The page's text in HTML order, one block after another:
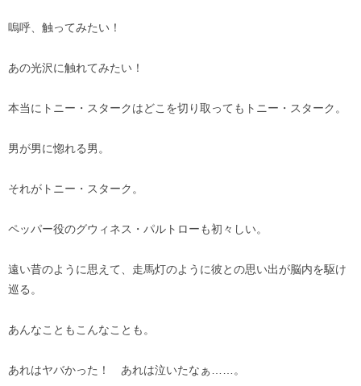
嗚呼、触ってみたい！
あの光沢に触れてみたい！
本当にトニー・スタークはどこを切り取ってもトニー・スターク。
男が男に惚れる男。
それがトニー・スターク。
ペッパー役のグウィネス・パルトローも初々しい。
遠い昔のように思えて、走馬灯のように彼との思い出が脳内を駆け
巡る。
あんなこともこんなことも。
あれはヤバかった！ あれは泣いたなぁ……。